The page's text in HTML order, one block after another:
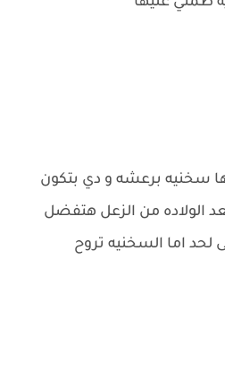
سخنيه برعشه و دي بتكون
الولاده من الزعل هتفضل
اما السخنيه تروح